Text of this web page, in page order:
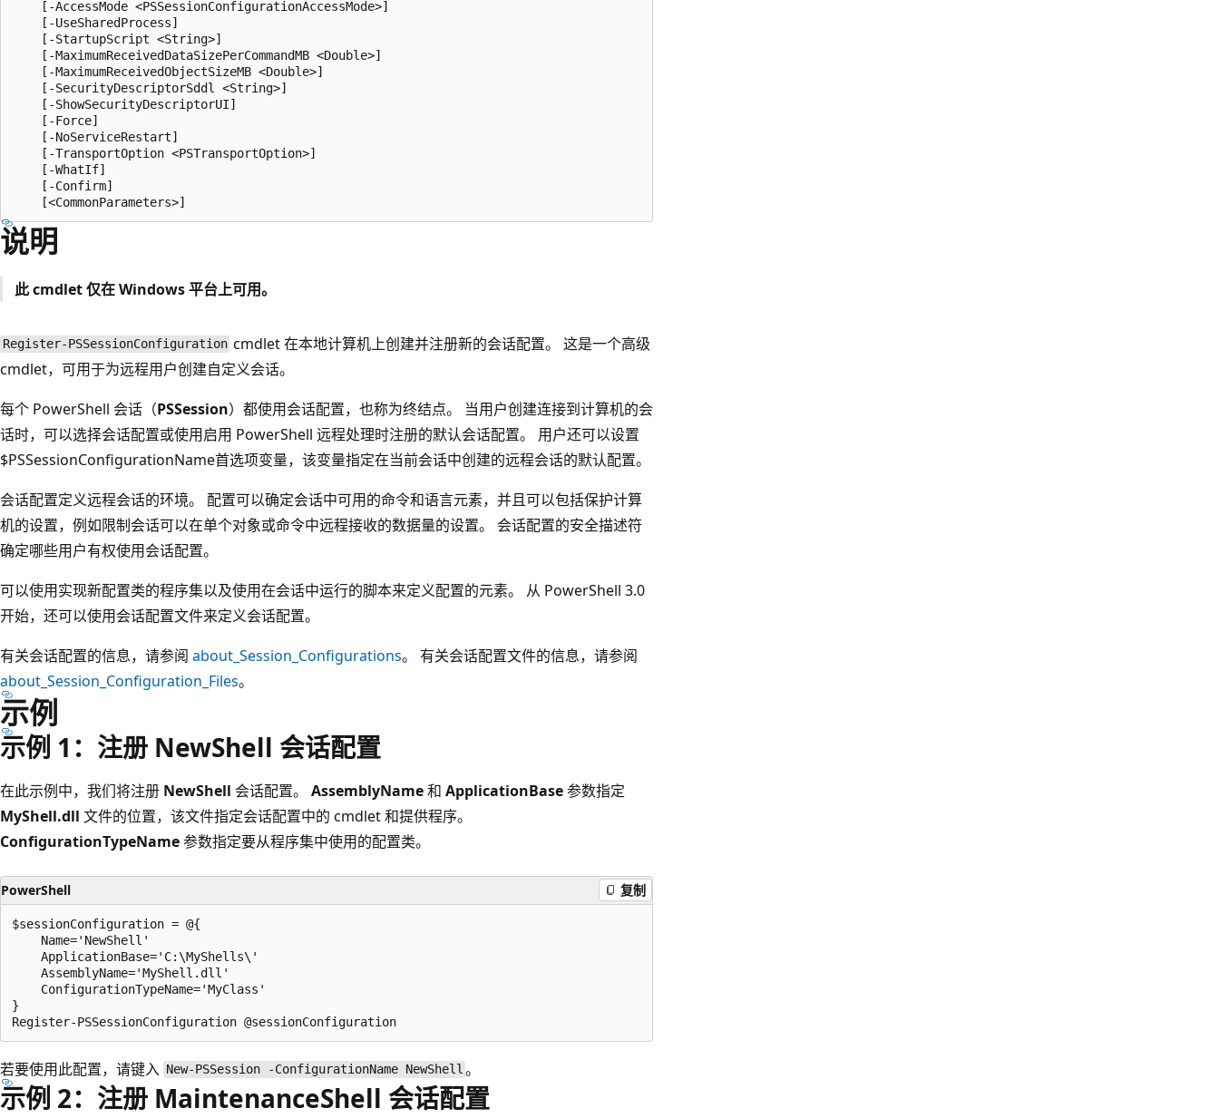
    [-AccessMode <PSSessionConfigurationAccessMode>]
    [-UseSharedProcess]
    [-StartupScript <String>]
    [-MaximumReceivedDataSizePerCommandMB <Double>]
    [-MaximumReceivedObjectSizeMB <Double>]
    [-SecurityDescriptorSddl <String>]
    [-ShowSecurityDescriptorUI]
    [-Force]
    [-NoServiceRestart]
    [-TransportOption <PSTransportOption>]
    [-WhatIf]
    [-Confirm]
说明
此 cmdlet 仅在 Windows 平台上可用。
Register-PSSessionConfiguration cmdlet 在本地计算机上创建并注册新的会话配置。 这是一个高级
cmdlet，可用于为远程用户创建自定义会话。
每个 PowerShell 会话（PSSession）都使用会话配置，也称为终结点。 当用户创建连接到计算机的会
话时，可以选择会话配置或使用启用 PowerShell 远程处理时注册的默认会话配置。 用户还可以设置
$PSSessionConfigurationName首选项变量，该变量指定在当前会话中创建的远程会话的默认配置。
会话配置定义远程会话的环境。 配置可以确定会话中可用的命令和语言元素，并且可以包括保护计算
机的设置，例如限制会话可以在单个对象或命令中远程接收的数据量的设置。 会话配置的安全描述符
确定哪些用户有权使用会话配置。
可以使用实现新配置类的程序集以及使用在会话中运行的脚本来定义配置的元素。 从 PowerShell 3.0
开始，还可以使用会话配置文件来定义会话配置。
有关会话配置的信息，请参阅 about_Session_Configurations。 有关会话配置文件的信息，请参阅
about_Session_Configuration_Files。
示例
示例 1：注册 NewShell 会话配置
在此示例中，我们将注册 NewShell 会话配置。 AssemblyName和 ApplicationBase参数指定
MyShell.dll 文件的位置，该文件指定会话配置中的 cmdlet 和提供程序。
ConfigurationTypeName参数指定要从程序集中使用的配置类。
PowerShell 复制
$sessionConfiguration = @{
    Name='NewShell'
    ApplicationBase='C:\MyShells\'
    AssemblyName='MyShell.dll'
    ConfigurationTypeName='MyClass'
}
若要使用此配置，请键入 New-PSSession -ConfigurationName NewShell 。
示例 2：注册 MaintenanceShell 会话配置